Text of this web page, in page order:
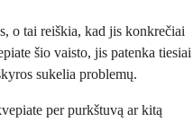
o tai reiškia, kad jis konkrečiai
šio vaisto, jis patenka tiesiai
sukelia problemų.
per purkštuvą ar kitą